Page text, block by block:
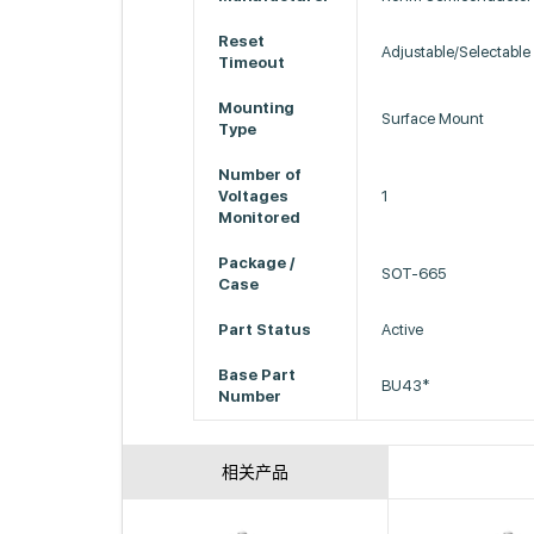
Reset
Timeout
Adjustable/Selectable
Mounting
Type
Surface Mount
Number of
Voltages
Monitored
1
Package /
Case
SOT-665
Part Status Active
Base Part
Number
BU43*
相关产品